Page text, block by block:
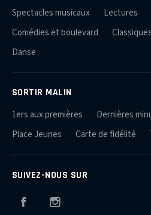
Spectacles musicaux
Lectures
Comédies et boulevard
Classiques
Danse
SORTIR MALIN
1ers aux premières Dernières
Place Jeunes
Carte de fidélité
SUIVEZ-NOUS SUR
Facebook